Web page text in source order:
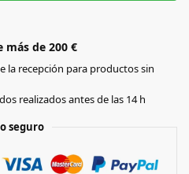
más de 200 €
la recepción para productos sin
realizados antes de las 14 h
seguro